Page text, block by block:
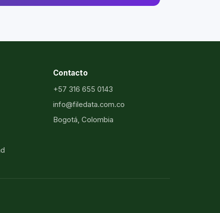
Contacto
+57 316 655 0143
info@filedata.com.co
Bogotá, Colombia